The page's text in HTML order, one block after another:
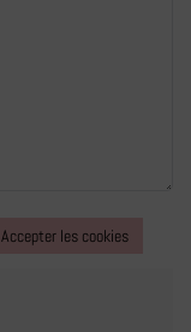
Accepter les cookies